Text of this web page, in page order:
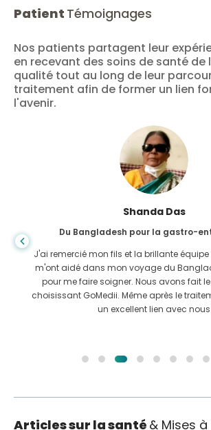
Patient Témoignages
Nos patients partagent leur
en recevant des soins de santé de
qualité tout au long de leur
traitement afin de former un lien
l'avenir.
Shanda Das
Du Bangladesh pour la gastro-
J'ai remercié mon fils et la brillante
m'ont aidé dans mon voyage du
pour me faire soigner. Nous avons fait
choisissant GoMedii. Même après le
un excellent lien avec nous
Articles sur la santé & Mises